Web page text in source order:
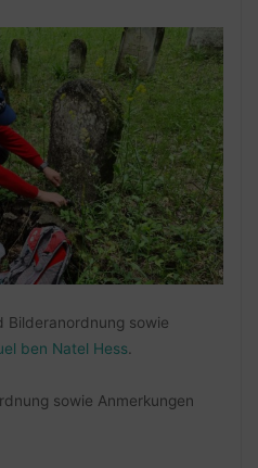
Bilderanordnung sowie
ben Natel Hess
sowie Anmerkungen